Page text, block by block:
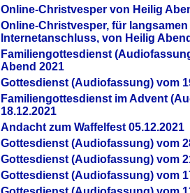
Online-Christvesper von Heilig
Online-Christvesper, für langsamen
Internetanschluss, von Heilig
Familiengottesdienst
Abend 2021
Gottesdienst (Audiofassung) vom
Familiengottesdienst im Advent
18.12.2021
Andacht zum Waffelfest 05.12.2021
Gottesdienst (Audiofassung) vom
Gottesdienst (Audiofassung) vom
Gottesdienst (Audiofassung) vom